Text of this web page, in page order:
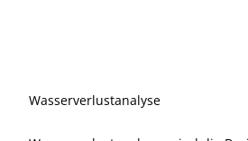
Wasserverlustanalyse